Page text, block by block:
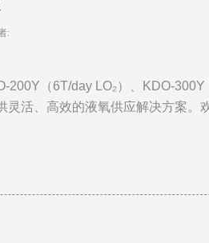
:
200Y （6T/day LO₂）、 KDO-300Y
活、高效的液氧供应解决方案。